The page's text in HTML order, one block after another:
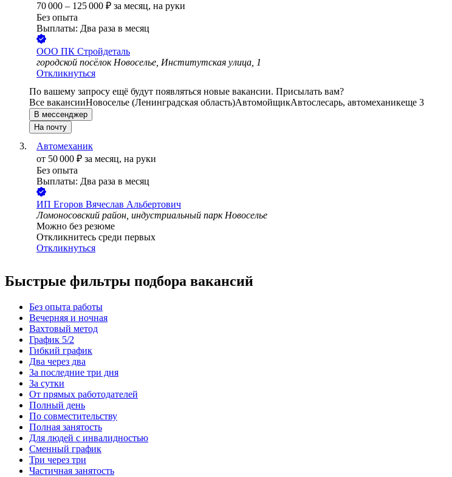
70 000 – 125 000 ₽ за месяц, на руки
Без опыта
Выплаты: Два раза в месяц
ООО ПК Стройдеталь
городской посёлок Новоселье, Институтская улица, 1
Откликнуться
По вашему запросу ещё будут появляться новые вакансии. Присылать вам?
Все вакансииНовоселье (Ленинградская область)АвтомойщикАвтослесарь, автомеханикеще 3
В мессенджер
На почту
Автомеханик
от 50 000 ₽ за месяц, на руки
Без опыта
Выплаты: Два раза в месяц
ИП Егоров Вячеслав Альбертович
Ломоносовский район, индустриальный парк Новоселье
Можно без резюме
Откликнитесь среди первых
Откликнуться
Быстрые фильтры подбора вакансий
Без опыта работы
Вечерняя и ночная
Вахтовый метод
График 5/2
Гибкий график
Два через два
За последние три дня
За сутки
От прямых работодателей
Полный день
По совместительству
Полная занятость
Для людей с инвалидностью
Сменный график
Три через три
Частичная занятость